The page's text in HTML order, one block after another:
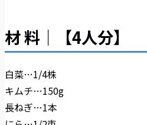
材 料｜【4人分】
白菜…1/4株
キムチ…150g
長ねぎ…1本